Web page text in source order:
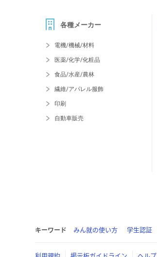
各種メーカー
電機/機械/材料
医薬/化学/化粧品
食品/水産/農林
繊維/アパレル服飾
印刷
自動車販売
キーワード みん就の使い方 学生認証